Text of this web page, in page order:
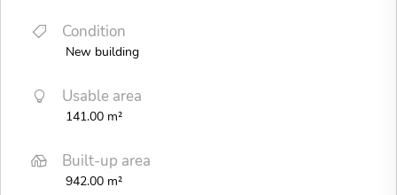
Condition
New building
Usable area
141.00 m²
Built-up area
942.00 m²